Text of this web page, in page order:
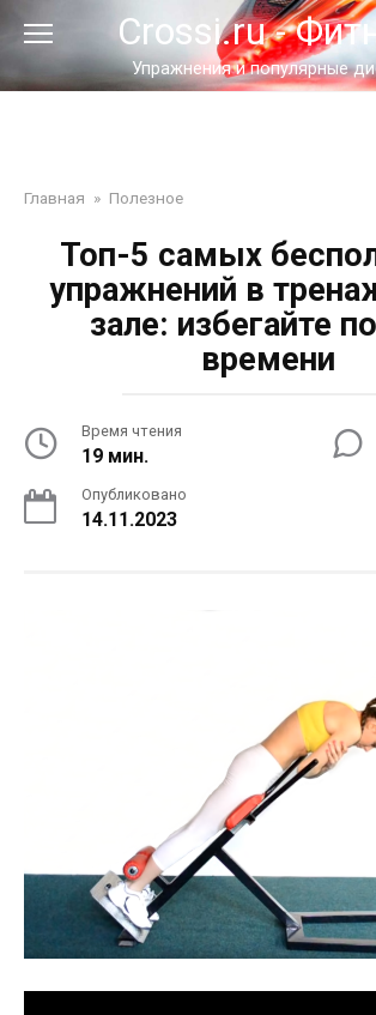
контенту
Crossi.ru -
Упражнения и популярные
Главная » Полезное
Топ-5 самых
упражнений в
зале: избегайте
времени
Время чтения
19 мин.
Опубликовано
14.11.2023